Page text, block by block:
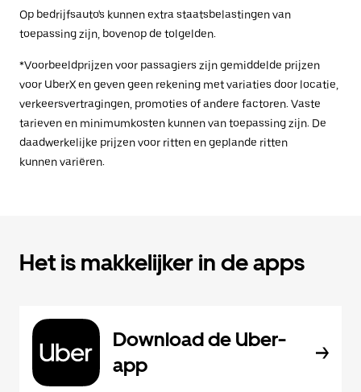
Op bedrijfsauto's kunnen extra staatsbelastingen van
toepassing zijn, bovenop de tolgelden.
*Voorbeeldprijzen voor passagiers zijn gemiddelde prijzen
voor UberX en geven geen rekening met variaties door locatie,
verkeersvertragingen, promoties of andere factoren. Vaste
tarieven en minimumkosten kunnen van toepassing zijn. De
daadwerkelijke prijzen voor ritten en geplande ritten
kunnen variëren.
Het is makkelijker in de apps
Download de Uber-
app